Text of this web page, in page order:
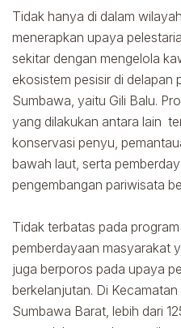
Tidak hanya di dalam
menerapkan upaya
sekitar dengan mengelola
ekosistem pesisir di delapan
Sumbawa, yaitu Gili Balu.
yang dilakukan antara lain
konservasi penyu,
bawah laut, serta
pengembangan pariwisata
Tidak terbatas pada
pemberdayaan masyarakat
juga berporos pada upaya
berkelanjutan. Di
Sumbawa Barat, lebih dari